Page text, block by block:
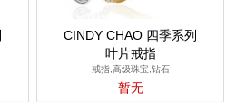
CINDY CHAO 四季系列
叶片戒指
戒指,高级珠宝,钻石
暂无